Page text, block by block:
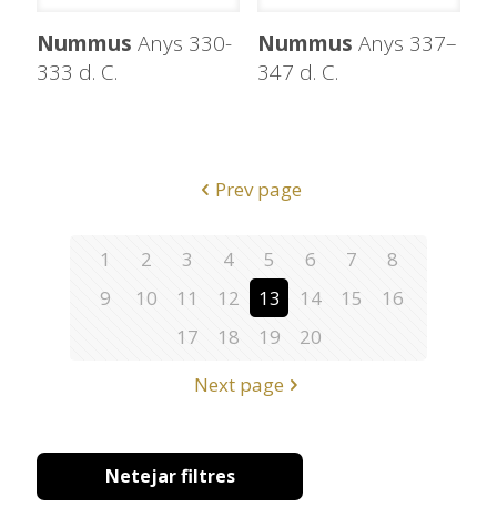
Nummus Anys 330-
333 d. C.
Nummus Anys 337–
347 d. C.
Prev page
1 2 3 4 5 6 7
8
9
10 11 12 13 14 15
16
17
18 19
20
Next page
Netejar filtres